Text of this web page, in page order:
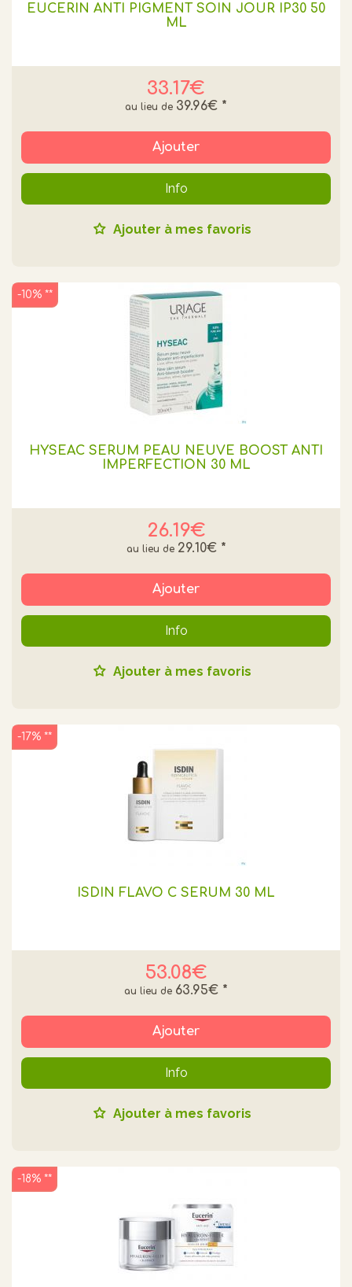
EUCERIN ANTI PIGMENT SOIN JOUR IP30 50
ML
33.17€
39.96€ *
Ajouter
Info
Ajouter à mes favoris
HYSEAC SÉRUM PEAU NEUVE BOOST ANTI
IMPERFECTION 30 ML
26.19€
29.10€ *
-10% **
Ajouter
Info
Ajouter à mes favoris
ISDIN FLAVO C SERUM 30 ML
53.08€
63.95€ *
-17% **
Ajouter
Info
Ajouter à mes favoris
-18% **